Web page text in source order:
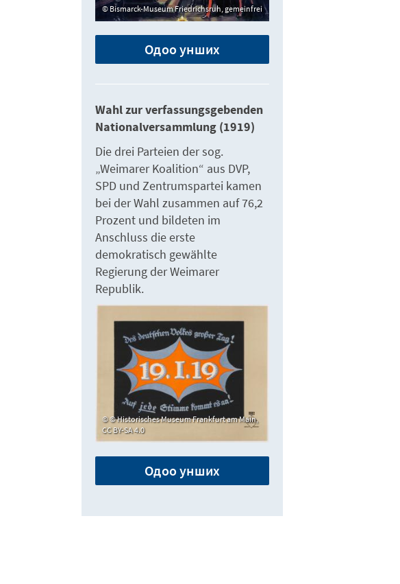
Bismarck-Museum Friedrichsruh, gemeinfrei
Одоо унших
Wahl zur verfassungsgebenden
Nationalversammlung (1919)
Die drei Parteien der sog.
„Weimarer Koalition“ aus DVP,
SPD und Zentrumspartei kamen
bei der Wahl zusammen auf 76,2
Prozent und bildeten im
Anschluss die erste
demokratisch gewählte
Regierung der Weimarer
Republik.
© Historisches Museum Frankfurt am Main,
CC BY-SA 4.0
Одоо унших